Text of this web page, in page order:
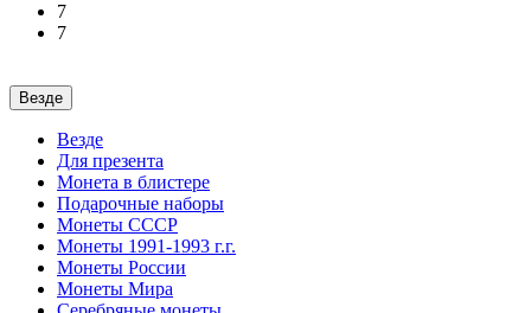
7
7
Везде
Везде
Для презента
Монета в блистере
Подарочные наборы
Монеты СССР
Монеты 1991-1993 г.г.
Монеты России
Монеты Мира